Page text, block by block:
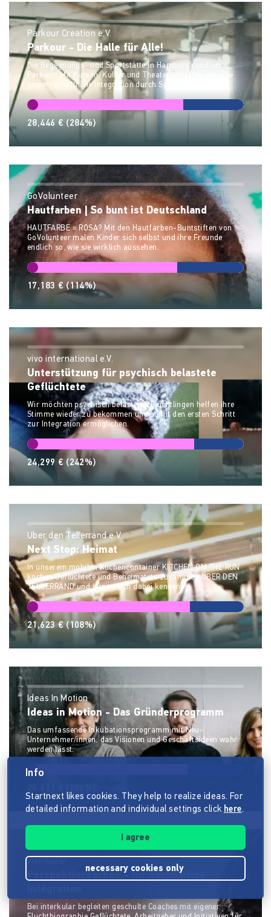
Parkour Creation e.V.
Parkour - Die Halle für Alle!
Die Begegnungs- und Sportstätte in Hamburg rund um
Parkour. Mit Kursen, Kultur und Theater schaffen wir eine
gemeinschaftliche Integration durch Sport
28,446 € (284%)
GoVolunteer
Hautfarben | So bunt ist Deutschland
HAUTFARBE = ROSA? Mit den Hautfarben-Buntstiften von
GoVolunteer malen Kinder sich selbst und ihre Freunde
endlich so, wie sie wirklich aussehen.
17,183 €(114%)
vivo international e.V.
Unterstützung für psychisch belastete
Geflüchtete
Wir möchten psychisch belasteten Flüchtlingen helfen ihre
Stimme wieder zu bekommen und somit den ersten Schritt
zur Integration ermöglichen.
24,299 € (242%)
Über den Tellerrand e.V.
Next Stop: Heimat
In unserem mobilen Küchencontainer KITCHEN ON THE RUN
kochen Geflüchtete und Beheimatete zusammen ÜBER DEN
TELLERRAND und lernen sich dabei kennen.
21,623 €(108%)
Ideas In Motion
Ideas in Motion - Das Gründerprogramm
Das umfassende Inkubationsprogramm mit Neu-
Unternehmer/innen, das Visionen und Geschäftsideen wahr
werden lässt.
Perspektivcoaches - für nachhaltige
Bei interkular begleiten geschulte Coaches mit eigener
Info
Startnext likes cookies. They help to realize ideas. For
detailed information and individual settings click here.
I agree
necessary cookies only